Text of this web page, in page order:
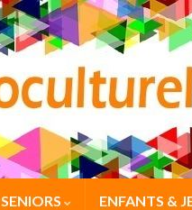
SENIORS ENFANTS &